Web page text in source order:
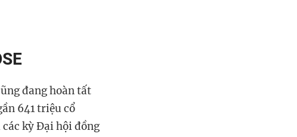
đang hoàn tất
641 triệu cổ
kỳ Đại hội đồng